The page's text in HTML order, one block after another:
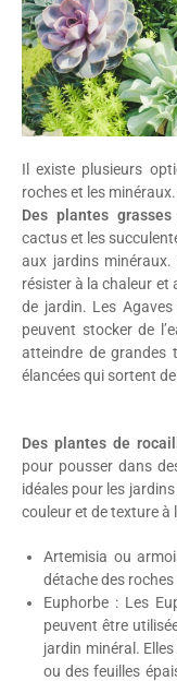
Il existe plusieurs
roches et les
Des plantes grasses
cactus et les
aux jardins minéraux.
résister à la chaleur et
de jardin. Les
peuvent stocker de
atteindre de grandes
élancées qui sortent
Des plantes de
pour pousser dans
idéales pour les
couleur et de texture à
Artemisia ou
détache des
Euphorbe : Les
peuvent être
jardin minéral.
ou des feuilles